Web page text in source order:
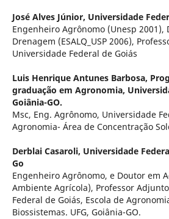
José Alves Júnior, Universidade
Engenheiro Agrônomo (Unesp
Drenagem (ESALQ_USP 2006),
Universidade Federal de Goiás
Luis Henrique Antunes Barbosa,
graduação em Agronomia,
Goiânia-GO.
Msc, Eng. Agrônomo, Universidade
Agronomia- Área de Concentração
Derblai Casaroli, Universidade
Go
Engenheiro Agrônomo, e Doutor em
Ambiente Agrícola), Professor
Federal de Goiás, Escola de
Biossistemas. UFG, Goiânia-GO.